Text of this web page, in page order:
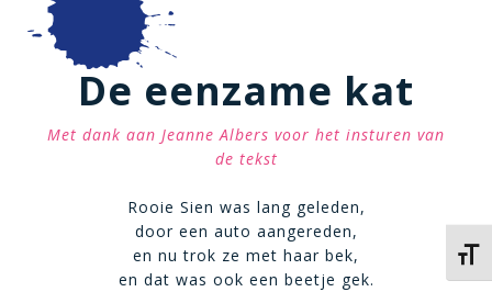
De eenzame kat
Met dank aan Jeanne Albers voor het insturen van
de tekst
Rooie Sien was lang geleden,
door een auto aangereden,
en nu trok ze met haar bek,
en dat was ook een beetje gek.